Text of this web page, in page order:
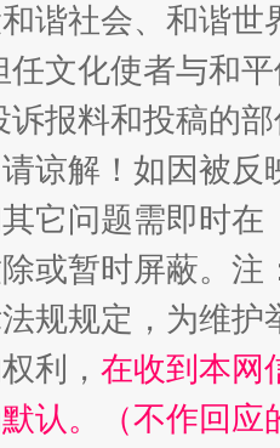
谐社会、和谐
任文化使者与和
诉报料和投稿的
谅解！如因被
它问题需即时在
或暂时屏蔽。
规规定，为维
利， 在收到本网
认。（不作回应